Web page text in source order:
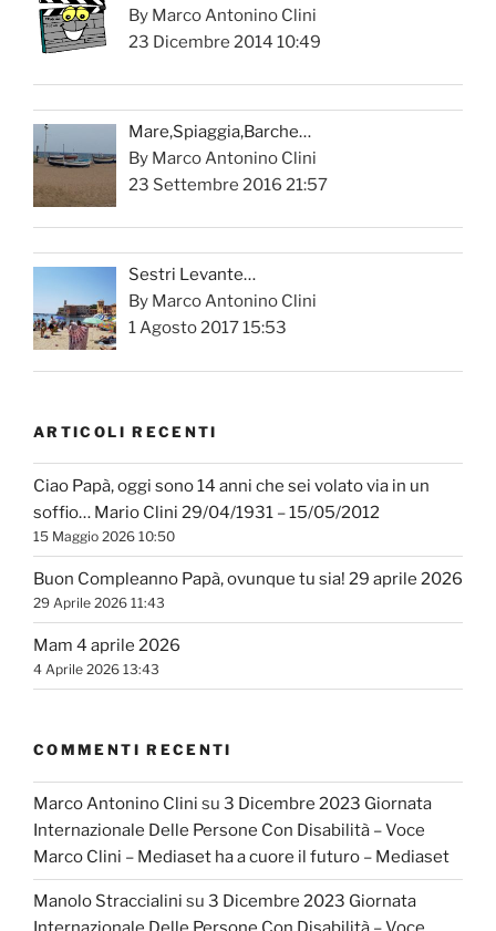
By Marco Antonino Clini
23 Dicembre 2014 10:49
Mare,Spiaggia,Barche…
By Marco Antonino Clini
23 Settembre 2016 21:57
Sestri Levante…
By Marco Antonino Clini
1 Agosto 2017 15:53
ARTICOLI RECENTI
Ciao Papà, oggi sono 14 anni che sei volato via in un
soffio… Mario Clini 29/04/1931 – 15/05/2012
15 Maggio 2026 10:50
Buon Compleanno Papà, ovunque tu sia! 29 aprile 2026
29 Aprile 2026 11:43
Mam 4 aprile 2026
4 Aprile 2026 13:43
COMMENTI RECENTI
Marco Antonino Clini su 3 Dicembre 2023 Giornata
Internazionale Delle Persone Con Disabilità – Voce
Marco Clini – Mediaset ha a cuore il futuro – Mediaset
Manolo Straccialini su 3 Dicembre 2023 Giornata